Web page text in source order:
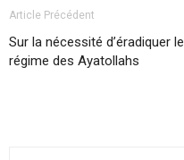
Article Précédent
Sur la nécessité d’éradiquer le
régime des Ayatollahs